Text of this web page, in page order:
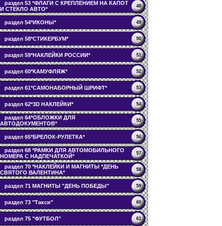
раздел 53 *ФЛАГИ С КРЕПЛЕНИЕМ НА КАПОТ
И СТЕКЛО АВТО*
48
раздел 54*ИКОНЫ* 49
раздел 58*СТИКЕРБУМ* 50
раздел 59*НАКЛЕЙКИ РОССИИ* 51
раздел 60*КАМУФЛЯЖ* 52
раздел 61*САМОНАБОРНЫЙ ШРИФТ* 53
раздел 62*3D НАКЛЕЙКИ* 54
раздел 64*ОБЛОЖКИ ДЛЯ
АВТОДОКУМЕНТОВ*
55
раздел 65*БРЕЛОК-РУЛЕТКА* 56
раздел 68 *РАМКИ ДЛЯ АВТОМОБИЛЬНОГО
НОМЕРА С НАДПЕЧАТКОЙ*
57
раздел 70 *НАКЛЕЙКИ И МАГНИТЫ *ДЕНЬ
СВЯТОГО ВАЛЕНТИНА*
58
раздел 71 МАГНИТЫ "ДЕНЬ ПОБЕДЫ" 59
раздел 73 "Такси" 60
раздел 75 "ФУТБОЛ" 61